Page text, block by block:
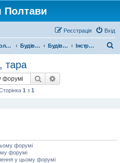
Вхід
Реєстрація
Оголошення міста Полтава Будівництво Будівельний технопарк Інструменти, інвентар, тара
тара
Пошук
1 з 1
форумі
форумі
у цьому форумі